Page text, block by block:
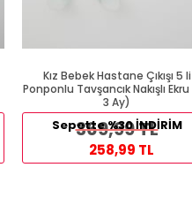
Kız Bebek Hastane Çıkışı 5 li
Ponponlu Tavşancık Nakışlı
3 Ay)
369,99 TL
Sepette %30 İNDİRİM
258,99 TL